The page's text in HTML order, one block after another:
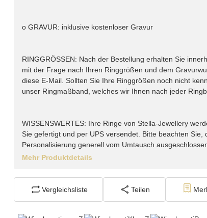
o GRAVUR: inklusive kostenloser Gravur
RINGGRÖSSEN: Nach der Bestellung erhalten Sie
mit der Frage nach Ihren Ringgrößen und dem
diese E-Mail. Sollten Sie Ihre Ringgrößen noch nicht
unser Ringmaßband, welches wir Ihnen nach jeder
WISSENSWERTES: Ihre Ringe von Stella-Jewellery
Sie gefertigt und per UPS versendet. Bitte beachten
Personalisierung generell vom Umtausch
Mehr Produktdetails
Vergleichsliste Teilen